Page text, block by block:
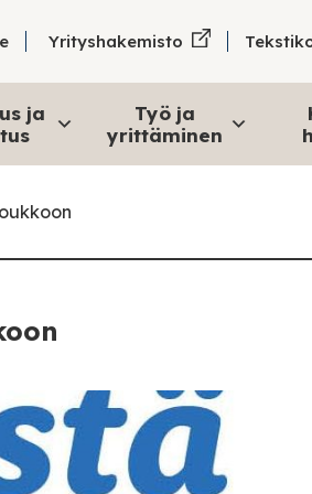
Yrityshakemisto
ja
Työ ja
yrittäminen